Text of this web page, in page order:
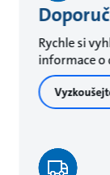
Rychle si
informace